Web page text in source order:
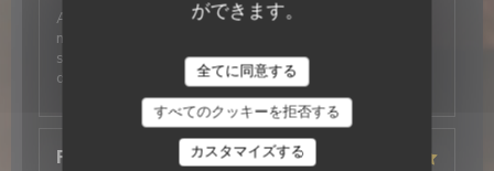
ができます。
全てに同意する
すべてのクッキーを拒否する
カスタマイズする
Accueil et service au top Nous avons passés un bon
moment autour de nos plats et desserts très
savoureux. N’hésitez pas à réserver pour votre
déjeuner
Françoise
La Galiote Restaurant & Bar